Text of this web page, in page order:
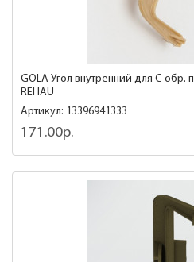
GOLA Угол внутренний для C-
REHAU
Артикул: 13396941333
171.00р.